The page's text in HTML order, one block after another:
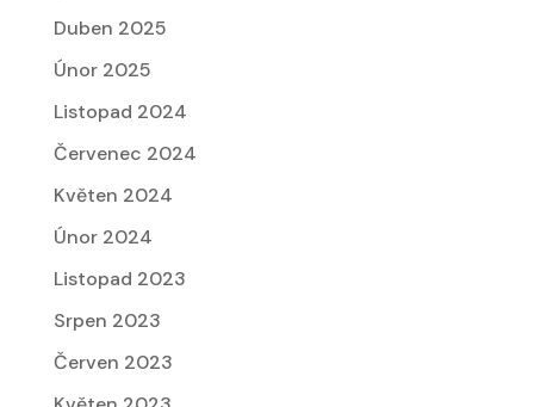
Duben 2025
Únor 2025
Listopad 2024
Červenec 2024
Květen 2024
Únor 2024
Listopad 2023
Srpen 2023
Červen 2023